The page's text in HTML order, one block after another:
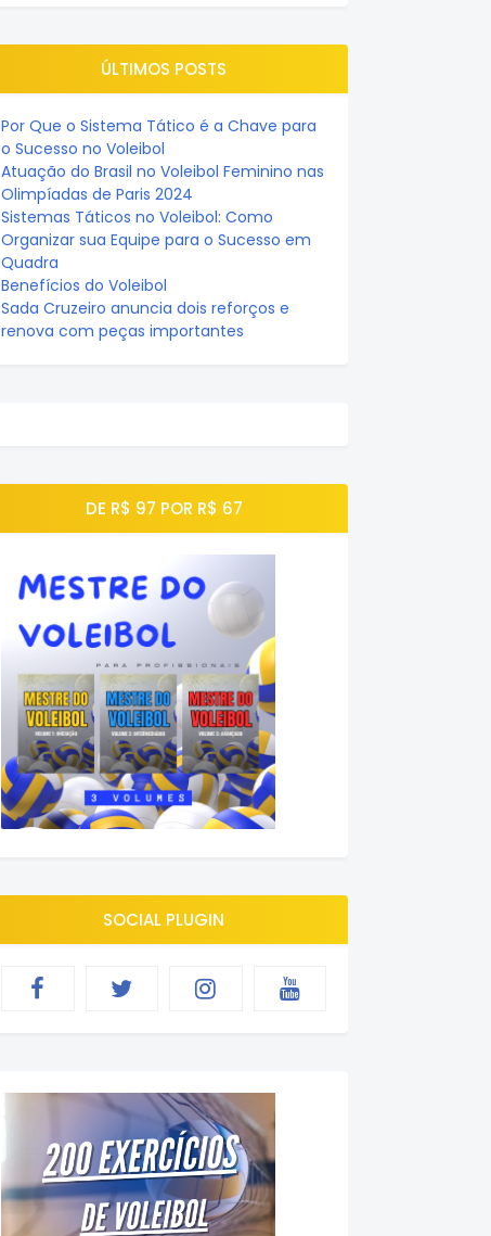
ÚLTIMOS POSTS
Por Que o Sistema Tático é a Chave para
o Sucesso no Voleibol
Atuação do Brasil no Voleibol Feminino nas
Olimpíadas de Paris 2024
Sistemas Táticos no Voleibol: Como
Organizar sua Equipe para o Sucesso em
Quadra
Benefícios do Voleibol
Sada Cruzeiro anuncia dois reforços e
renova com peças importantes
DE R$ 97 POR R$ 67
SOCIAL PLUGIN